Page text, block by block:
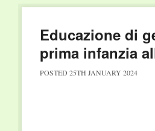
Educazione di
prima infanzia
POSTED 25TH JANUARY 2024